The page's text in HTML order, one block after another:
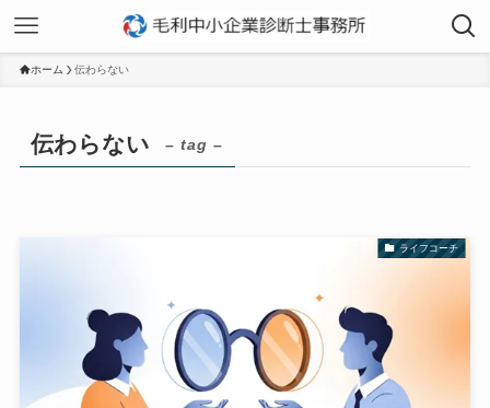
ホーム 伝わらない
伝わらない – tag –
ライフコーチ